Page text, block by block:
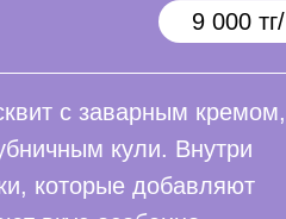
с заварным кремом,
кули. Внутри
которые добавляют
9 000 тг/